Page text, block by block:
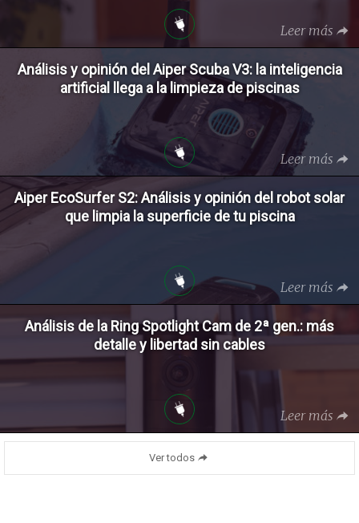
Leer más
Análisis y opinión del Aiper Scuba V3: la inteligencia
artificial llega a la limpieza de piscinas
Leer más
Aiper EcoSurfer S2: Análisis y opinión del robot solar
que limpia la superficie de tu piscina
Leer más
Análisis de la Ring Spotlight Cam de 2ª gen.: más
detalle y libertad sin cables
Leer más
Ver todos